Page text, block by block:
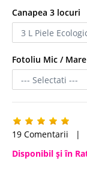
Canapea 3 locuri
Fotoliu Mic / Mare
19 Comentarii |
Disponibil şi în